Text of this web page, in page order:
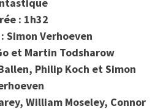
: 1h32
Simon Verhoeven
et Martin Todsharow
Philip Koch et Simon
William Moseley, Connor